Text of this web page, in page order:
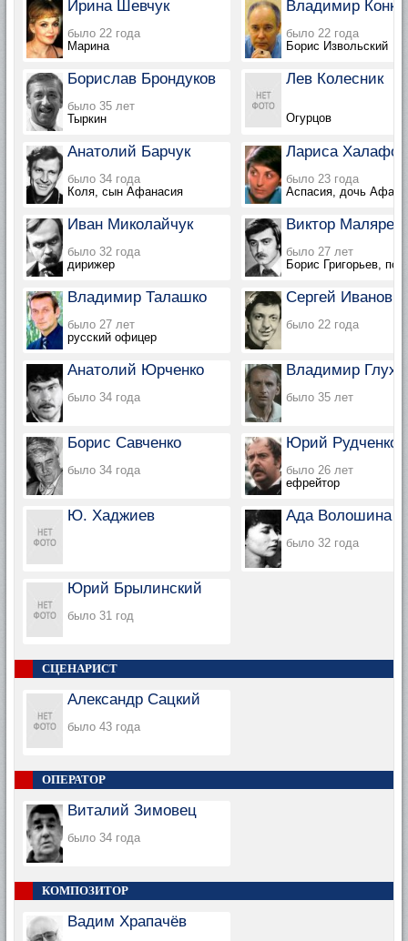
Ирина Шевчук
было 22 года
Марина
Владимир
было 22 года
Борис Извольский
Борислав Брондуков
было 35 лет
Тыркин
Лев Колесник
Огурцов
Анатолий Барчук
было 34 года
Коля, сын Афанасия
Лариса
было 23 года
Аспасия, дочь
Иван Миколайчук
было 32 года
дирижер
Виктор
было 27 лет
Борис Григорьев,
Владимир Талашко
было 27 лет
русский офицер
Сергей Иванов
было 22 года
Анатолий Юрченко
было 34 года
Владимир
было 35 лет
Борис Савченко
было 34 года
Юрий Рудченко
было 26 лет
ефрейтор
Ю. Хаджиев Ада Волошина
было 32 года
Юрий Брылинский
было 31 год
СЦЕНАРИСТ
Александр Сацкий
было 43 года
ОПЕРАТОР
Виталий Зимовец
было 34 года
КОМПОЗИТОР
Вадим Храпачёв